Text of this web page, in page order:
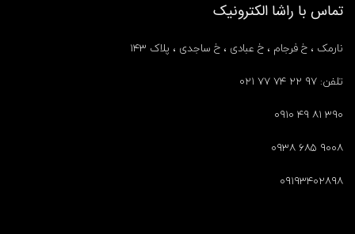
تماس با راشا الکترونیک
نارمک ، خ فرجام ، خ عبادی ، خ ساجدی ، پلاک ۱۴۳
تلفن: ۹۷ ۲۲ ۷۴ ۷۷ ۰۲۱
۳۹۰ ۸۱ ۴۹ ۰۹۱۰
۹۰۰۸ ۶۸۵ ۰۹۳۸
۰۹۱۹۳۴۰۲۸۹۸